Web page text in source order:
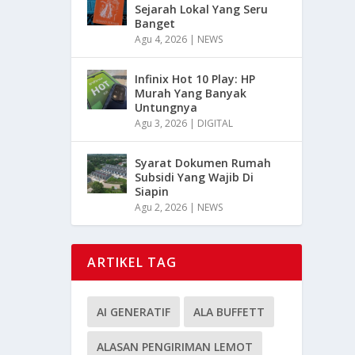
Sejarah Lokal Yang Seru
Banget
Agu 4, 2026 | NEWS
Infinix Hot 10 Play: HP
Murah Yang Banyak
Untungnya
Agu 3, 2026 | DIGITAL
Syarat Dokumen Rumah
Subsidi Yang Wajib Di
Siapin
Agu 2, 2026 | NEWS
ARTIKEL TAG
AI GENERATIF ALA BUFFETT
ALASAN PENGIRIMAN LEMOT